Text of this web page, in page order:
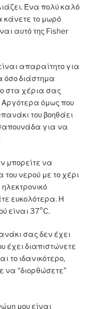
Ένα πολύ καλό
κάνετε το μωρό
αυτό της Fisher
απαραίτητο για
όσο διάστημα
στα χέρια σας
Αργότερα όμως που
του βοηθάει
για να
μπορείτε να
νερού με το χέρι
ευκολότερα. Η
είναι 37°C.
σας δεν έχει
έχει διαπιστώνετε
το ιδανικότερο,
να “διορθώσετε”
μου είναι